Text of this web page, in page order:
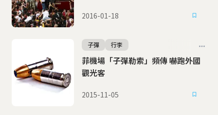
2016-01-18
菲機場「子彈勒索」頻傳 嚇跑外國
觀光客
子彈 行李
2015-11-05